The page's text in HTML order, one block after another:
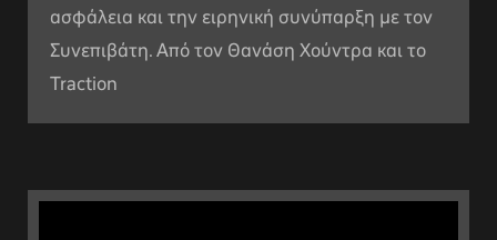
ασφάλεια και την ειρηνική συνύπαρξη με τον
Συνεπιβάτη. Από τον Θανάση Χούντρα και το
Traction